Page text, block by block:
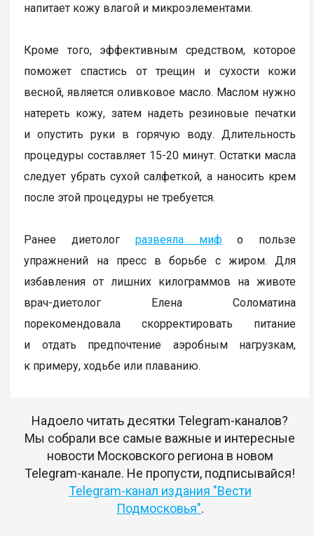
напитает кожу влагой и микроэлементами.
Кроме того, эффективным средством, которое
поможет спастись от трещин и сухости кожи
весной, является оливковое масло. Маслом нужно
натереть кожу, затем надеть резиновые печатки
и опустить руки в горячую воду. Длительность
процедуры составляет 15-20 минут. Остатки масла
следует убрать сухой салфеткой, а наносить крем
после этой процедуры не требуется.
Ранее диетолог развеяла мифо пользе
упражнений на пресс в борьбе с жиром. Для
избавления от лишних килограммов на животе
врач-диетолог Елена Соломатина
порекомендовала скорректировать питание
и отдать предпочтение аэробным нагрузкам,
к примеру, ходьбе или плаванию.
Надоело читать десятки Telegram-каналов?
Мы собрали все самые важные и интересные
новости Московского региона в новом
Telegram-канале. Не пропусти, подписывайся!
Telegram-канал издания "Вести
Подмосковья".